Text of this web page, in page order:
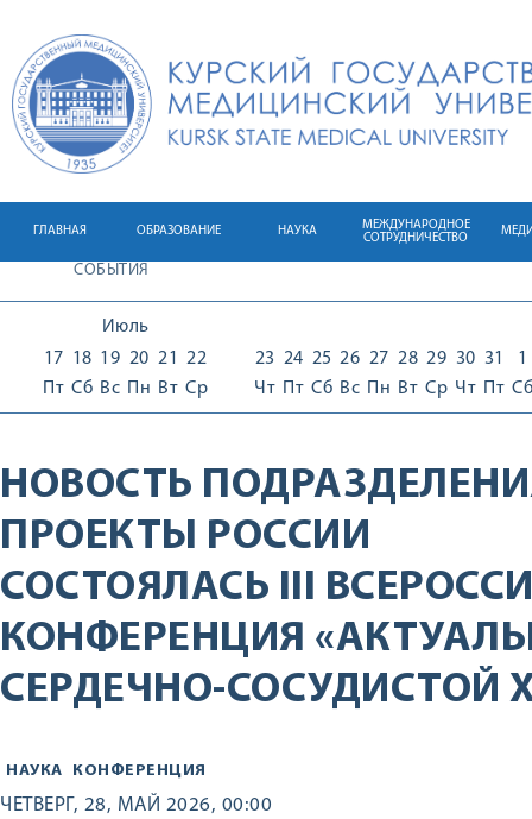
ГЛАВНАЯ ОБРАЗОВАНИЕ НАУКА
МЕЖДУНАРОДНОЕ
СОТРУДНИЧЕСТВО
СОБЫТИЯ
Июль
17
Пт
18
Сб
19
Вс
20
Пн
21
Вт
22
Ср
23
Чт
24
Пт
25
Сб
26
Вс
27
Пн
28
Вт
29
Ср
30
Чт
31
Пт
1
Сб
НОВОСТЬ
ПРОЕКТЫ РОССИИ
СОСТОЯЛАСЬ III
КОНФЕРЕНЦИЯ
СЕРДЕЧНО-СОСУДИСТОЙ
НАУКА КОНФЕРЕНЦИЯ
ЧЕТВЕРГ, 28, МАЙ 2026, 00:00